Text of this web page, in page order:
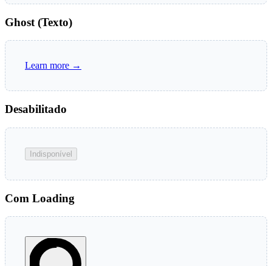
Ghost (Texto)
Learn more →
Desabilitado
Indisponível
Com Loading